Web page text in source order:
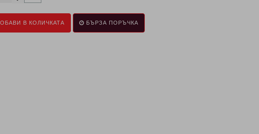
В КОЛИЧКАТА БЪРЗА ПОРЪЧКА